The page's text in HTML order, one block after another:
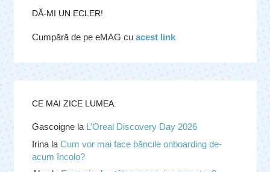
DĂ-MI UN ECLER!
Cumpără de pe eMAG cu acest link
CE MAI ZICE LUMEA.
Gascoignela L’Oreal Discovery Day 2026
Irinala Cum vor mai face băncile onboarding de-
acum încolo?